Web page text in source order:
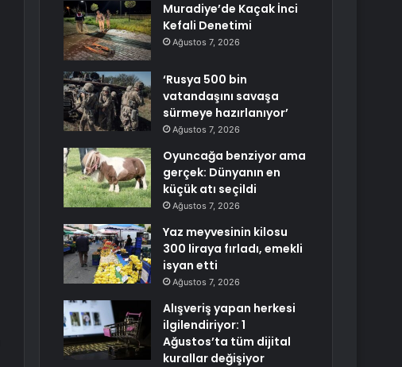
Muradiye’de Kaçak İnci
Kefali Denetimi
Ağustos 7, 2026
‘Rusya 500 bin
vatandaşını savaşa
sürmeye hazırlanıyor’
Ağustos 7, 2026
Oyuncağa benziyor ama
gerçek: Dünyanın en
küçük atı seçildi
Ağustos 7, 2026
Yaz meyvesinin kilosu
300 liraya fırladı, emekli
isyan etti
Ağustos 7, 2026
Alışveriş yapan herkesi
ilgilendiriyor: 1
Ağustos’ta tüm dijital
kurallar değişiyor